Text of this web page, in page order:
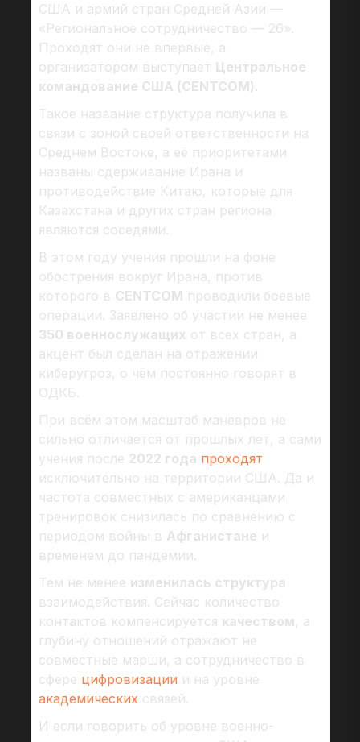
США и армий стран Средней Азии —
«Региональное сотрудничество — 26».
Проходят они не впервые, а
организатором выступает Центральное
командование США (CENTCOM) .
Такое название структура получила в
связи с зоной своей ответственности на
Среднем Востоке, а её приоритетами
названы сдерживание Ирана и
противодействие Китаю, которые для
Казахстана и других стран региона
являются соседями.
В этом году учения прошли на фоне
обострения вокруг Ирана, против
которого в CENTCOM проводили боевые
операции. Заявлено об участии не менее
350 военнослужащих от всех стран, а
акцент был сделан на отражении
киберугроз, о чём постоянно говорят в
ОДКБ.
При всём этом масштаб маневров не
сильно отличается от прошлых лет, а сами
учения после 2022 года проходят
исключительно на территории США. Да и
частота совместных с американцами
тренировок снизилась по сравнению с
периодом войны в Афганистане и
временем до пандемии.
Тем не менее изменилась структура
взаимодействия. Сейчас количество
контактов компенсируется качеством, а
глубину отношений отражают не
совместные марши, а сотрудничество в
сфере цифровизации и на уровне
академическихсвязей.
И если говорить об уровне военно-